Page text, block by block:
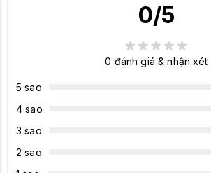
0/5
0 đánh giá & nhận xét
5 sao
4 sao
3 sao
2 sao